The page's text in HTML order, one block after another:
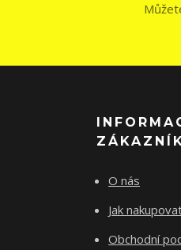
O nás
Jak
Obchodní